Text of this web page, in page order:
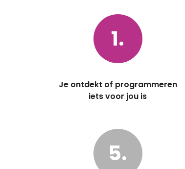
1.
Je ontdekt of programmeren
iets voor jou is
5.